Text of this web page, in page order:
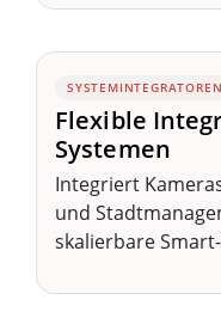
SYSTEMINTEGRATOREN
Flexible
Systemen
Integriert
und
skalierbare